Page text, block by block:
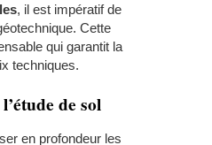
, il est impératif de
Cette
qui garantit la
techniques.
de sol
en profondeur les